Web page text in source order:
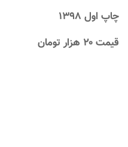
چاپ اول ۱۳۹۸
قیمت ۲۰ هزار تومان